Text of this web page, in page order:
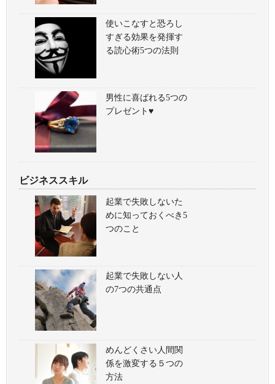
使いこなすと恐ろし
すぎる効果を発揮す
る読心術5つの法則
男性に喜ばれる5つの
プレゼント♥
ビジネススキル
起業で失敗しないた
めに知っておくべき5
つのこと
起業で失敗しない人
の7つの共通点
めんどくさい人間関
係を激変する５つの
方法